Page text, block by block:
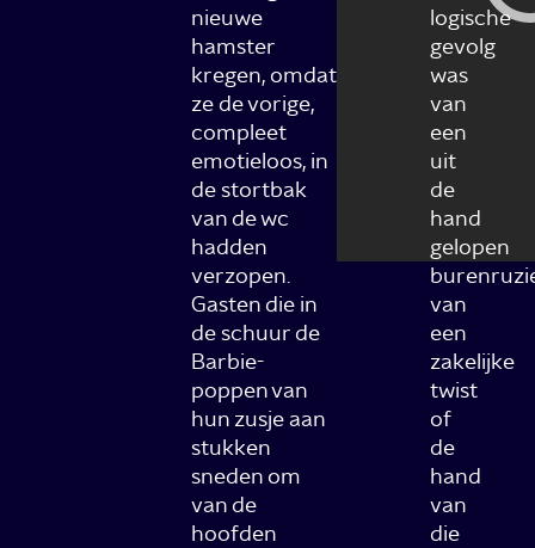
nieuwe
hamster
kregen, omdat
ze de vorige,
compleet
emotieloos, in
de stortbak
van de wc
hadden
verzopen.
Gasten die in
de schuur de
Barbie-
poppen van
hun zusje aan
stukken
sneden om
van de
hoofden
logische
gevolg
was
van
een
uit
de
hand
gelopen
van
een
zakelijke
twist
of
de
hand
van
die